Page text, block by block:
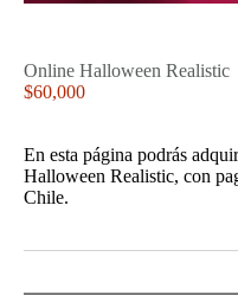
Online Halloween Realistic
$60,000
En esta página podrás
Halloween Realistic, con
Chile.